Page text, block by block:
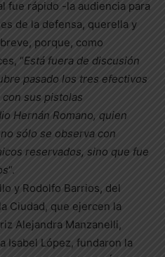
fue rápido -la audiencia para
de la defensa, querella y
porque, como
“Está fuera de discusión
pasado los tres efectivos
sus pistolas
Hernán Romano, quien
sólo se observa con
reservados, sino que fue
“.
y Rodolfo Barrios, del
Ciudad, que ejercen la
Alejandra Manzanelli,
Isabel López, fundaron la